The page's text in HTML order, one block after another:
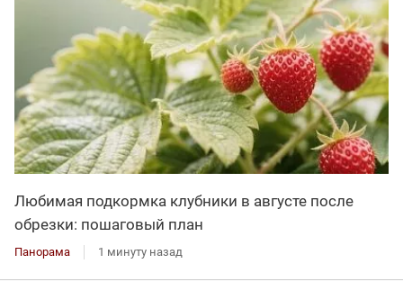
Любимая подкормка клубники в августе после
обрезки: пошаговый план
Панорама 1 минуту назад